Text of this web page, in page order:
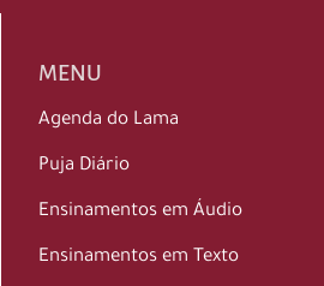
MENU
Agenda do Lama
Puja Diário
Ensinamentos em Áudio
Ensinamentos em Texto